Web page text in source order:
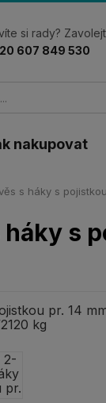
nakupovat
si rady?
607 849 530
s háky s
s